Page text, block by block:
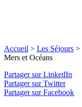
Accueil > Les Séjours >
Mers et Océans
Partager sur LinkedIn
Partager sur Twitter
Partager sur Facebook